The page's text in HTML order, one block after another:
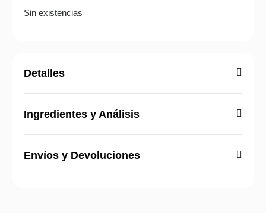
Sin existencias
Detalles
Ingredientes y Análisis
Envíos y Devoluciones